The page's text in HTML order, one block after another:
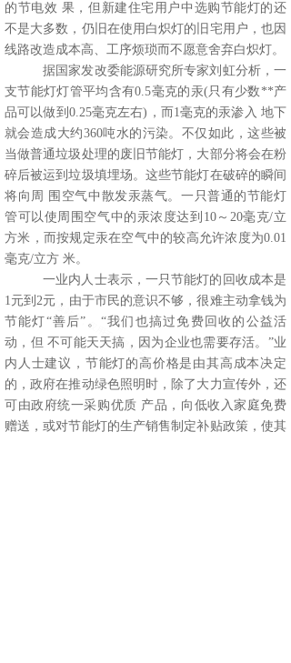
的节电效 果，但新建住宅用户中选购节能灯的还
不是大多数，仍旧在使用白炽灯的旧宅用户，也因
线路改造成本高、工序烦琐而不愿意舍弃白炽灯。
据国家发改委能源研究所专家刘虹分析，一
支节能灯灯管平均含有0.5毫克的汞(只有少数**产
品可以做到0.25毫克左右)，而1毫克的汞渗入 地下
就会造成大约360吨水的污染。不仅如此，这些被
当做普通垃圾处理的废旧节能灯，大部分将会在粉
碎后被运到垃圾填埋场。这些节能灯在破碎的瞬间
将向周 围空气中散发汞蒸气。一只普通的节能灯
管可以使周围空气中的汞浓度达到10～20毫克/立
方米，而按规定汞在空气中的较高允许浓度为0.01
毫克/立方 米。
一业内人士表示，一只节能灯的回收成本是
1元到2元，由于市民的意识不够，很难主动拿钱为
节能灯“善后”。“我们也搞过免费回收的公益活
动，但 不可能天天搞，因为企业也需要存活。”业
内人士建议，节能灯的高价格是由其高成本决定
的，政府在推动绿色照明时，除了大力宣传外，还
可由政府统一采购优质 产品，向低收入家庭免费
赠送，或对节能灯的生产销售制定补贴政策，使其